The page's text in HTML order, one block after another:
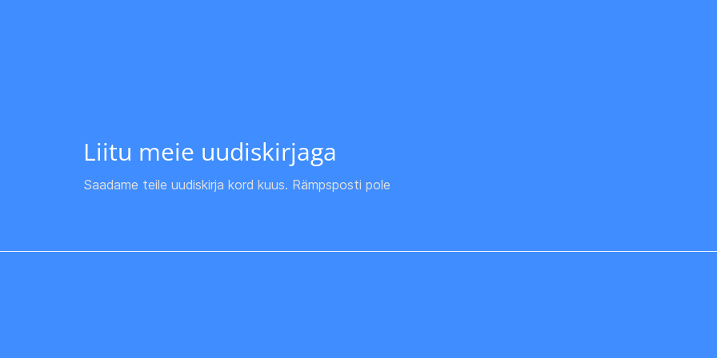
Liitu meie uudiskirjaga
Saadame teile uudiskirja kord kuus. Rämpsposti pole